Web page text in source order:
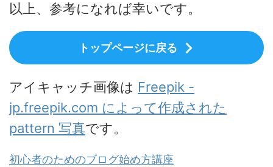
以上、参考になれば幸いです。
トップページに戻る
アイキャッチ画像は Freepik -
jp.freepik.com によって作成された
pattern 写真です。
初心者のためのブログ始め方講座